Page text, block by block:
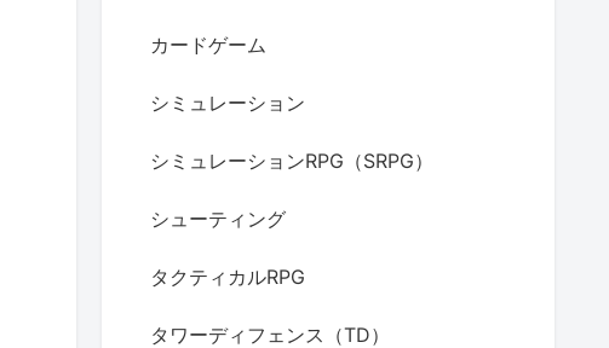
カードゲーム
シミュレーション
シミュレーションRPG（SRPG）
シューティング
タクティカルRPG
タワーディフェンス（TD）